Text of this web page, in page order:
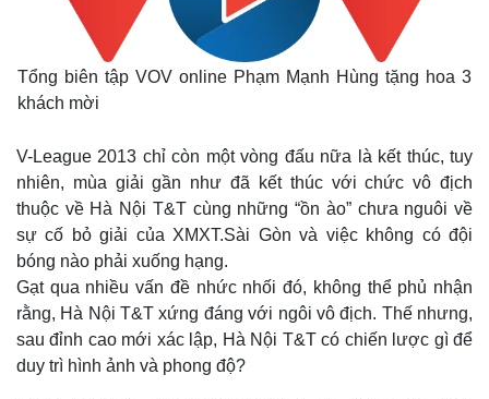
Tổng biên tập VOV online Phạm Mạnh Hùng tặng hoa 3
khách mời
V-League 2013 chỉ còn một vòng đấu nữa là kết thúc, tuy
nhiên, mùa giải gần như đã kết thúc với chức vô địch
thuộc về Hà Nội T&T cùng những “ồn ào” chưa nguôi về
sự cố bỏ giải của XMXT.Sài Gòn và việc không có đội
bóng nào phải xuống hạng.
Gạt qua nhiều vấn đề nhức nhối đó, không thể phủ nhận
rằng, Hà Nội T&T xứng đáng với ngôi vô địch. Thế nhưng,
sau đỉnh cao mới xác lập, Hà Nội T&T có chiến lược gì để
duy trì hình ảnh và phong độ?